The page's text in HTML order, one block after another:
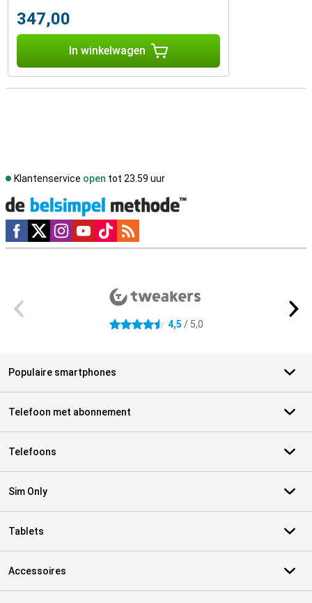
347,00
In winkelwagen
Klantenservice open tot 23.59 uur
Social media
4.5 sterren 4,5 / 5,0
Populaire smartphones
Telefoon met abonnement
Telefoons
Sim Only
Tablets
Accessoires